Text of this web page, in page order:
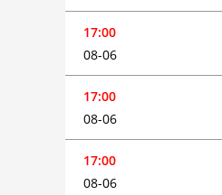
17:00
08-06
17:00
08-06
17:00
08-06